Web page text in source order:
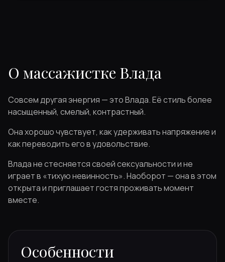
О массажистке Влада
Совсем другая энергия — это Влада. Её стиль более
насыщенный, смелый, контрастный.
Она хорошо чувствует, как удерживать напряжение и
как переводить его в удовольствие.
Влада не стесняется своей сексуальности и не
играет в «тихую невинность». Наоборот — она в этом
открыта и приглашает гостя проживать момент
вместе.
Особенности